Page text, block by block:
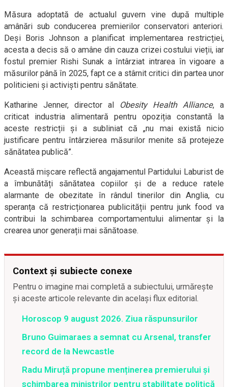
Măsura adoptată de actualul guvern vine după multiple
amânări sub conducerea premierilor conservatori anteriori.
Deși Boris Johnson a planificat implementarea restricției,
acesta a decis să o amâne din cauza crizei costului vieții, iar
fostul premier Rishi Sunak a întârziat intrarea în vigoare a
măsurilor până în 2025, fapt ce a stârnit critici din partea unor
politicieni și activiști pentru sănătate.
Katharine Jenner, director al Obesity Health Alliance, a
criticat industria alimentară pentru opoziția constantă la
aceste restricții și a subliniat că „nu mai există nicio
justificare pentru întârzierea măsurilor menite să protejeze
sănătatea publică”.
Această mișcare reflectă angajamentul Partidului Laburist de
a îmbunătăți sănătatea copiilor și de a reduce ratele
alarmante de obezitate în rândul tinerilor din Anglia, cu
speranța că restricționarea publicității pentru junk food va
contribui la schimbarea comportamentului alimentar și la
crearea unor generații mai sănătoase.
Context și subiecte conexe
Pentru o imagine mai completă a subiectului, urmărește
și aceste articole relevante din același flux editorial.
Horoscop 9 august 2026. Ziua răspunsurilor
Bruno Guimaraes a semnat cu Arsenal, transfer
record de la Newcastle
Radu Miruță propune menținerea premierului și
schimbarea miniștrilor pentru stabilitate politică